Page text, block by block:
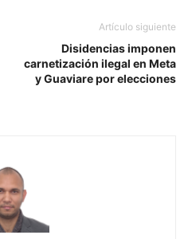
Artículo siguiente
Disidencias imponen
carnetización ilegal en Meta
y Guaviare por elecciones